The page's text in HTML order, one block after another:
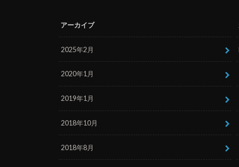
アーカイブ
2025年2月
2020年1月
2019年1月
2018年10月
2018年8月